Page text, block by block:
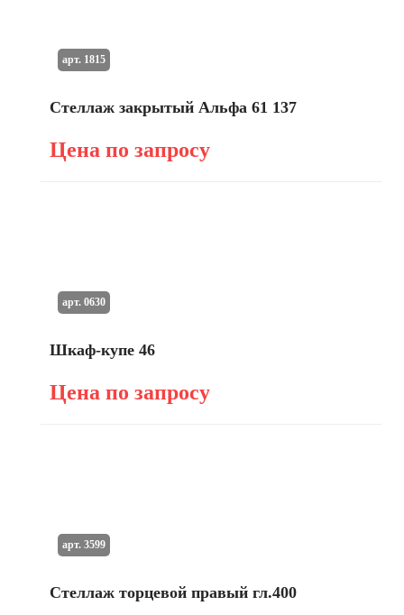
Стеллаж закрытый Альфа 61 137
Цена по запросу
арт. 1815
Шкаф-купе 46
Цена по запросу
арт. 0630
Стеллаж торцевой правый гл.400
арт. 3599